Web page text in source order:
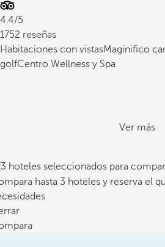
4.4/5
1752 reseñas
Habitaciones con vistasMaginifico
golfCentro Wellness y Spa
Ver más
hoteles seleccionados para
hasta 3 hoteles y reserva el